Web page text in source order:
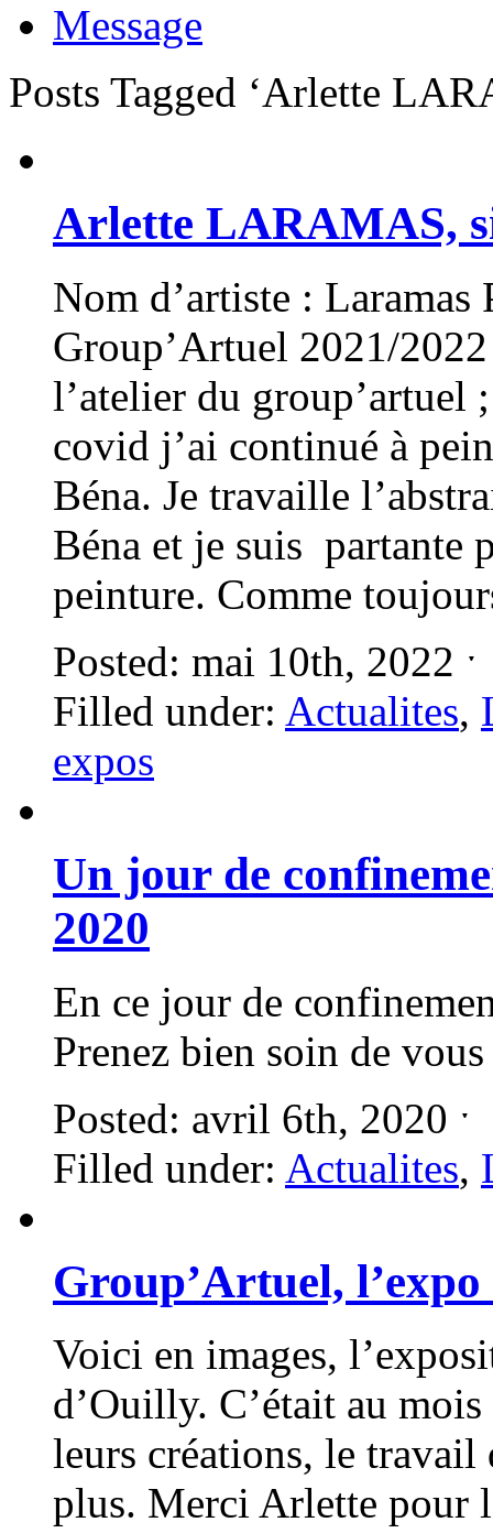
Message
Posts Tagged ‘Arlette
Arlette LARAMAS,
Nom d’artiste : Laramas
Group’Artuel 2021/
l’atelier du group’artuel
covid j’ai continué à
Béna. Je travaille
Béna et je suis partante
peinture. Comme
Posted: mai 10th, 2022
Filled under: Actualites,
expos
Un jour de
2020
En ce jour de
Prenez bien soin de
Posted: avril 6th, 2020 ˑ
Filled under: Actualites,
Group’Artuel, l’expo
Voici en images,
d’Ouilly. C’était au
leurs créations, le travail
plus. Merci Arlette